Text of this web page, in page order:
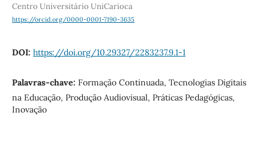
Centro Universitário UniCarioca
https://orcid.org/0000-0001-7190-3635
DOI: https://doi.org/10.29327/2283237.9.1-1
Palavras-chave: Formação Continuada, Tecnologias Digitais
na Educação, Produção Audiovisual, Práticas Pedagógicas,
Inovação